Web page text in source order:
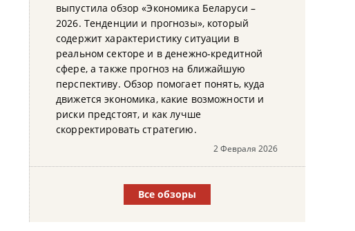
выпустила обзор «Экономика Беларуси –
2026. Тенденции и прогнозы», который
содержит характеристику ситуации в
реальном секторе и в денежно-кредитной
сфере, а также прогноз на ближайшую
перспективу. Обзор помогает понять, куда
движется экономика, какие возможности и
риски предстоят, и как лучше
скорректировать стратегию.
2 Февраля 2026
Все обзоры